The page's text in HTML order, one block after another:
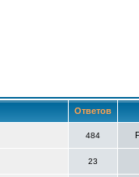
Ответов
484
23